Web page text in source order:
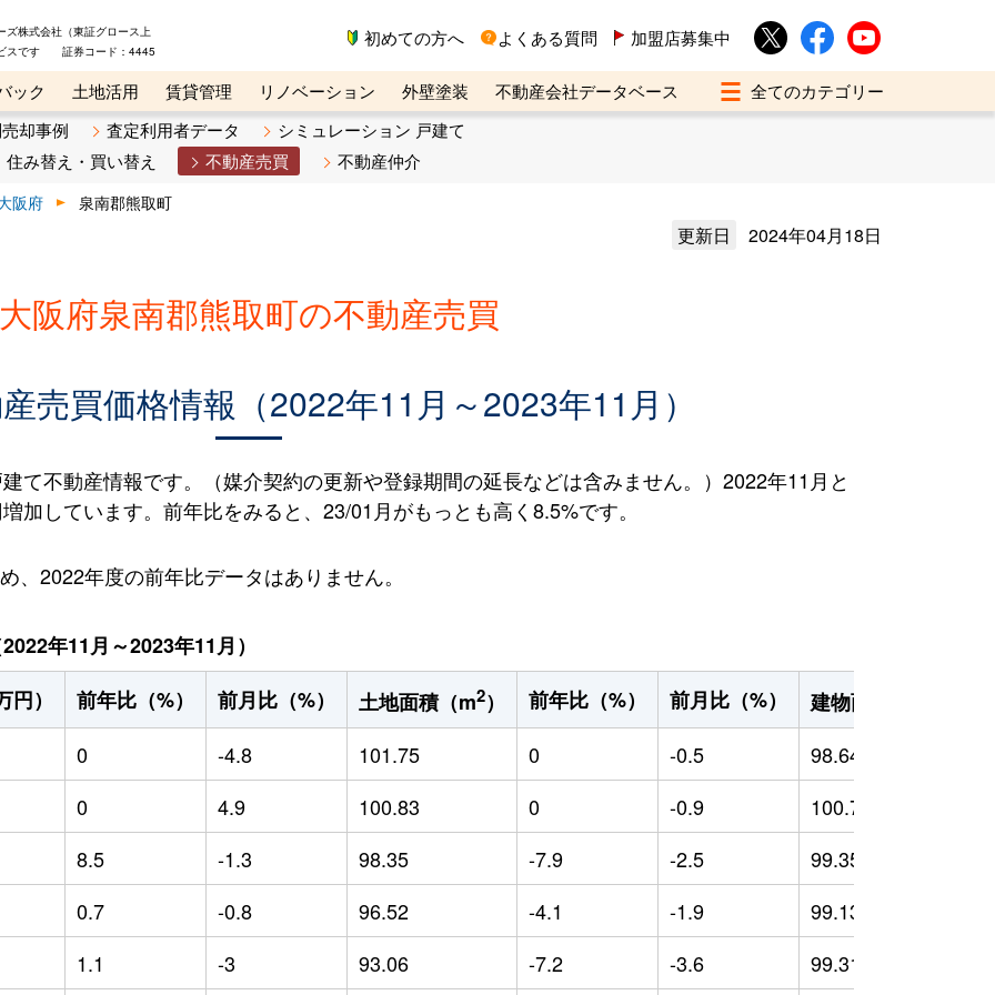
ズ株式会社（東証グロース上
スです 証券コード：4445
初めての方へ よくある質問 加盟店募集中
ック 土地活用 賃貸管理 リノベーション 外壁塗装
不動産会社データベース
イン講座
リビンマガジンBiz 不動産売却ご相談デスク
却事例 査定利用者データ
シミュレーション 戸建て
住み替え・買い替え
不動産売買 不動産仲介
阪府 泉南郡熊取町
更新日 2024年04月18日
阪府泉南郡熊取町の不動産売買
売買価格情報（2022年11月～2023年11月）
て不動産情報です。（媒介契約の更新や登録期間の延長などは含みません。）2022年11月と
加しています。前年比をみると、23/01月がもっとも高く8.5%です。
2022年度の前年比データはありません。
年11月～2023年11月）
）
前年比（%） 前月比（%） 土地面積（m2） 前年比（%） 前月比（%） 建物面積（m
0
-4.8 101.75 0 -0.5 98.64
0
4.9 100.83 0 -0.9 100.71
8.5
-1.3 98.35 -7.9 -2.5 99.35
0.7
-0.8 96.52 -4.1 -1.9 99.13
1.1
-3 93.06 -7.2 -3.6 99.31